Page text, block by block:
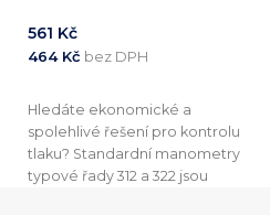
561 Kč
464 Kč bez DPH
Hledáte ekonomické a
spolehlivé řešení pro kontrolu
tlaku? Standardní manometry
typové řady 312 a 322 jsou